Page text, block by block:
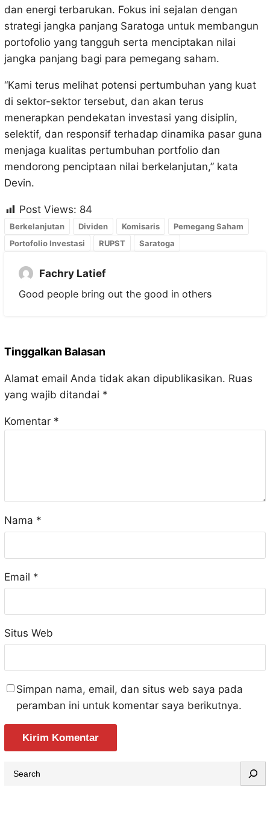
dan energi terbarukan. Fokus ini sejalan dengan
strategi jangka panjang Saratoga untuk membangun
portofolio yang tangguh serta menciptakan nilai
jangka panjang bagi para pemegang saham.
“Kami terus melihat potensi pertumbuhan yang kuat
di sektor-sektor tersebut, dan akan terus
menerapkan pendekatan investasi yang disiplin,
selektif, dan responsif terhadap dinamika pasar guna
menjaga kualitas pertumbuhan portfolio dan
mendorong penciptaan nilai berkelanjutan,” kata
Devin.
Post Views: 84
Berkelanjutan Dividen Komisaris
Pemegang Saham
Portofolio Investasi
RUPST Saratoga
Fachry Latief
Good people bring out the good in others
Tinggalkan Balasan
Alamat email Anda tidak akan dipublikasikan. Ruas
yang wajib ditandai *
Komentar *
Nama *
Email *
Situs Web
Simpan nama, email, dan situs web saya pada
peramban ini untuk komentar saya berikutnya.